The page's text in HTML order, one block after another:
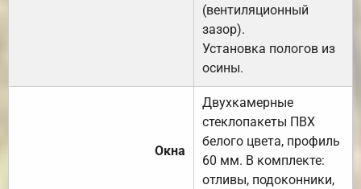
(вентиляционный
зазор).
Установка пологов из
осины.
Окна
Двухкамерные
стеклопакеты ПВХ
белого цвета, профиль
60 мм. В комплекте:
отливы, подоконники,